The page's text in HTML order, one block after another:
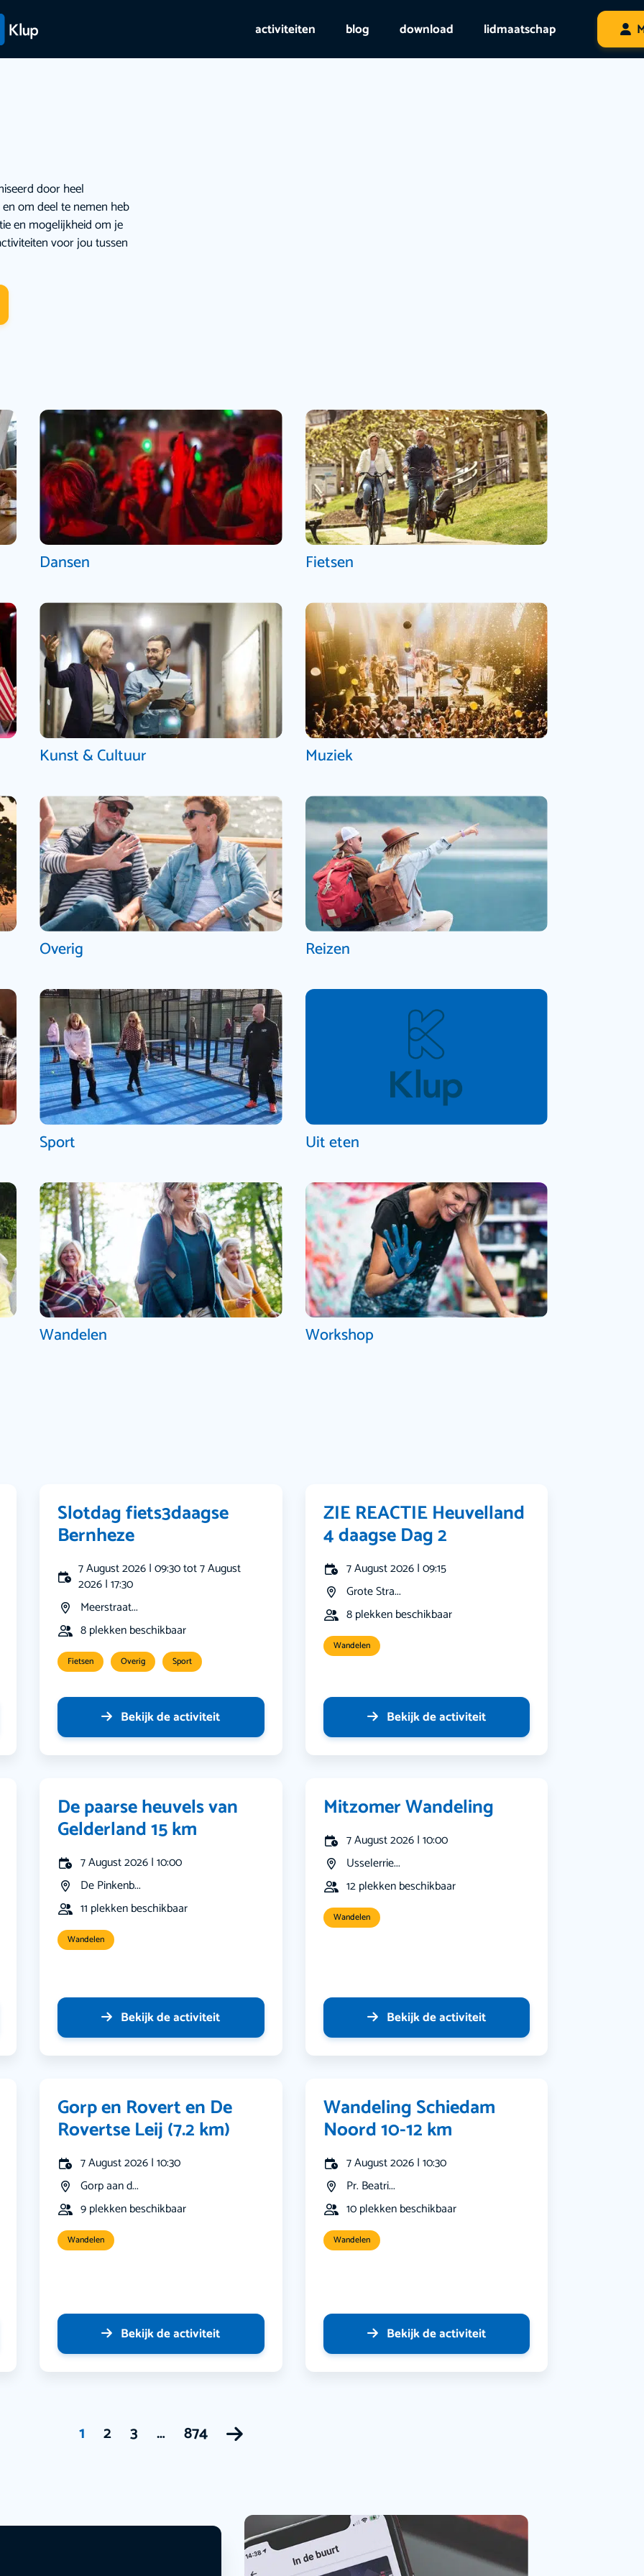
activiteiten blog download lidmaatschap
door heel
om deel te nemen heb
en mogelijkheid om je
voor jou tussen
Dansen Fietsen
Kunst & Cultuur Muziek
Overig Reizen
Sport Uit eten
Wandelen Workshop
Slotdag fiets3daagse
Bernheze
7 August 2026 | 09:30 tot 7 August
2026 | 17:30
Meerstraat...
8 plekken beschikbaar
Fietsen Overig Sport
Bekijk de activiteit
ZIE REACTIE Heuvelland
4 daagse Dag 2
7 August 2026 | 09:15
Grote Stra...
8 plekken beschikbaar
Wandelen
Bekijk de activiteit
De paarse heuvels van
Gelderland 15 km
7 August 2026 | 10:00
De Pinkenb...
11 plekken beschikbaar
Wandelen
Bekijk de activiteit
Mitzomer Wandeling
7 August 2026 | 10:00
Usselerrie...
12 plekken beschikbaar
Wandelen
Bekijk de activiteit
Gorp en Rovert en De
Rovertse Leij (7.2 km)
7 August 2026 | 10:30
Gorp aan d...
9 plekken beschikbaar
Wandelen
Bekijk de activiteit
Wandeling Schiedam
Noord 10-12 km
7 August 2026 | 10:30
Pr. Beatri...
10 plekken beschikbaar
Wandelen
Bekijk de activiteit
1 2 3 … 874